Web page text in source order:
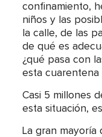
confinamiento,
niños y las
la calle, de las
de qué es
¿qué pasa con
esta cuarentena
Casi 5 millones
esta situación,
La gran mayoría